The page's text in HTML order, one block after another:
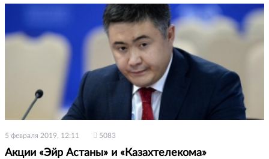
5 февраля 2019, 12:11 5083
Акции «Эйр Астаны» и «Казахтелекома»